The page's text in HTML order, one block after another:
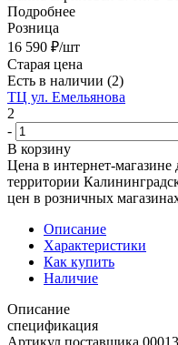
Подробнее
Розница
16 590 ₽/шт
Старая цена
Есть в наличии (2)
ТЦ ул. Емельянова
2
-
В корзину
Цена в интернет-магазине
территории
цен в розничных
Описание
Характеристики
Как купить
Наличие
Описание
спецификация
Артикул поставщика 00013